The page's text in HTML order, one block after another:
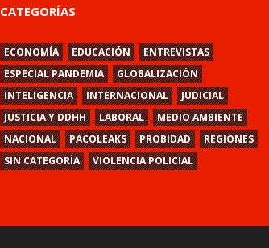
CATEGORÍAS
ECONOMÍA EDUCACIÓN
ENTREVISTAS
ESPECIAL PANDEMIA
GLOBALIZACIÓN
INTELIGENCIA
INTERNACIONAL
JUDICIAL
JUSTICIA Y DDHH
LABORAL
MEDIO AMBIENTE
NACIONAL
PACOLEAKS PROBIDAD
REGIONES
SIN CATEGORÍA
VIOLENCIA POLICIAL